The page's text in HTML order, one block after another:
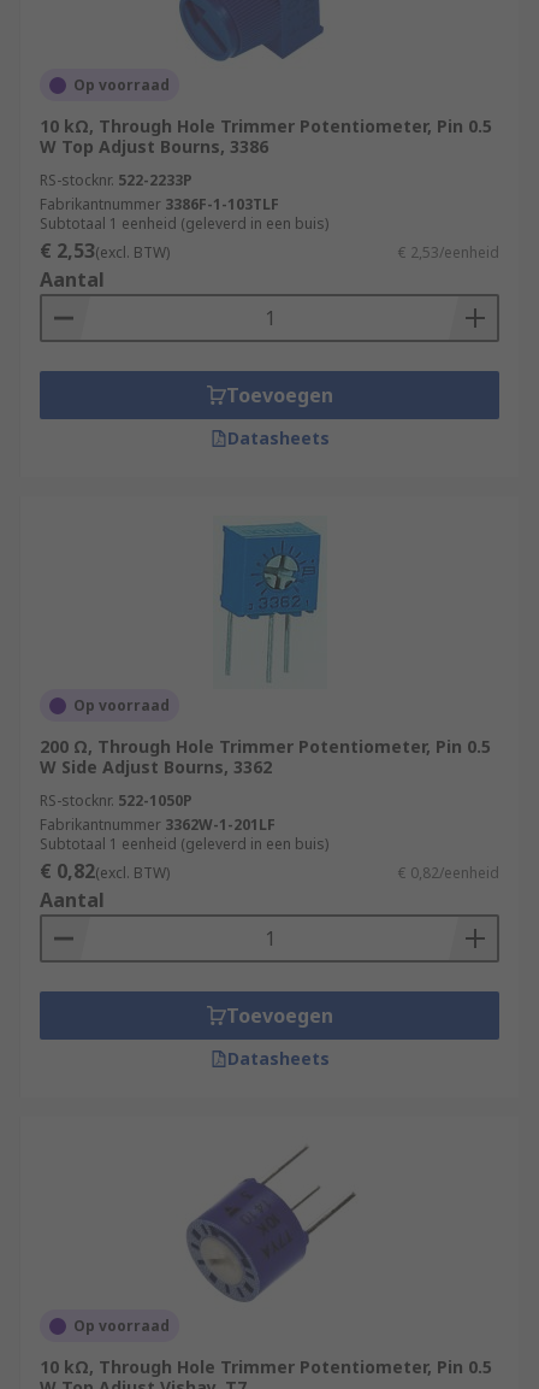
Op voorraad
10 kΩ, Through Hole Trimmer Potentiometer, Pin 0.5
W Top Adjust Bourns, 3386
RS-stocknr. 522-2233P
Fabrikantnummer 3386F-1-103TLF
Subtotaal 1 eenheid (geleverd in een buis)
€ 2,53(excl. BTW) € 2,53/eenheid
Aantal
Toevoegen
Datasheets
Op voorraad
200 Ω, Through Hole Trimmer Potentiometer, Pin 0.5
W Side Adjust Bourns, 3362
RS-stocknr. 522-1050P
Fabrikantnummer 3362W-1-201LF
Subtotaal 1 eenheid (geleverd in een buis)
€ 0,82(excl. BTW) € 0,82/eenheid
Aantal
Toevoegen
Datasheets
Op voorraad
10 kΩ, Through Hole Trimmer Potentiometer, Pin 0.5